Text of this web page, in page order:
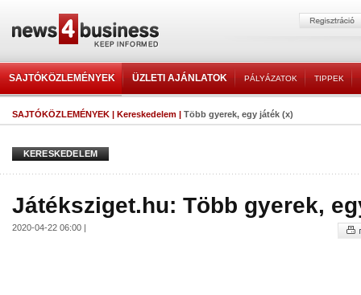
SAJTÓKÖZLEMÉNYEK ÜZLETI AJÁNLATOK PÁLYÁZATOK TIPPEK
SAJTÓKÖZLEMÉNYEK | Kereskedelem | Több gyerek, egy játék (x)
KERESKEDELEM
Játéksziget.hu: Több gyerek,
2020-04-22 06:00 |